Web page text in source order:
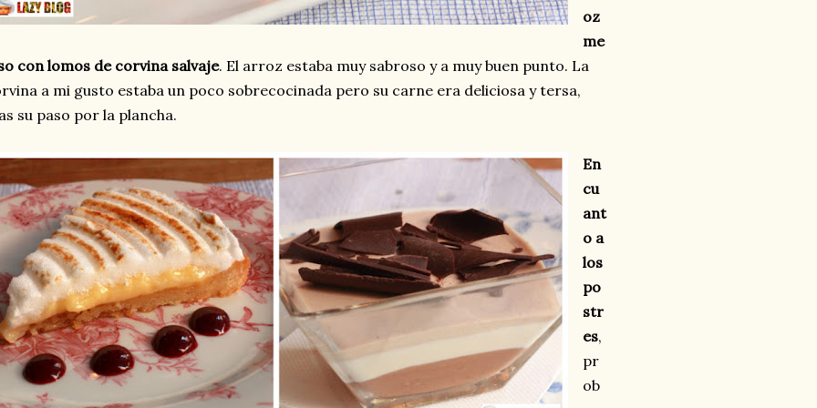
oz
me
con lomos de corvina salvaje. El arroz estaba muy sabroso y a muy buen punto. La
a mi gusto estaba un poco sobrecocinada pero su carne era deliciosa y tersa,
su paso por la plancha.
En
cu
ant
o a
los
po
str
es,
pr
ob